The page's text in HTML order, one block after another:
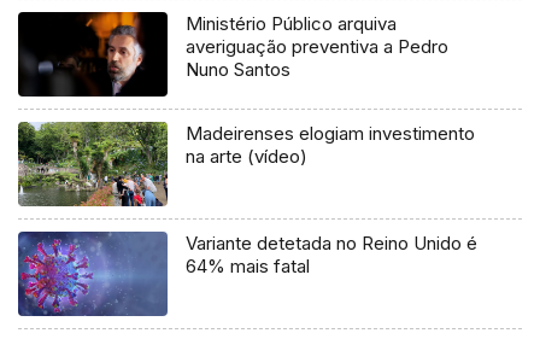
Ministério Público arquiva
averiguação preventiva a Pedro
Nuno Santos
Madeirenses elogiam investimento
na arte (vídeo)
Variante detetada no Reino Unido é
64% mais fatal